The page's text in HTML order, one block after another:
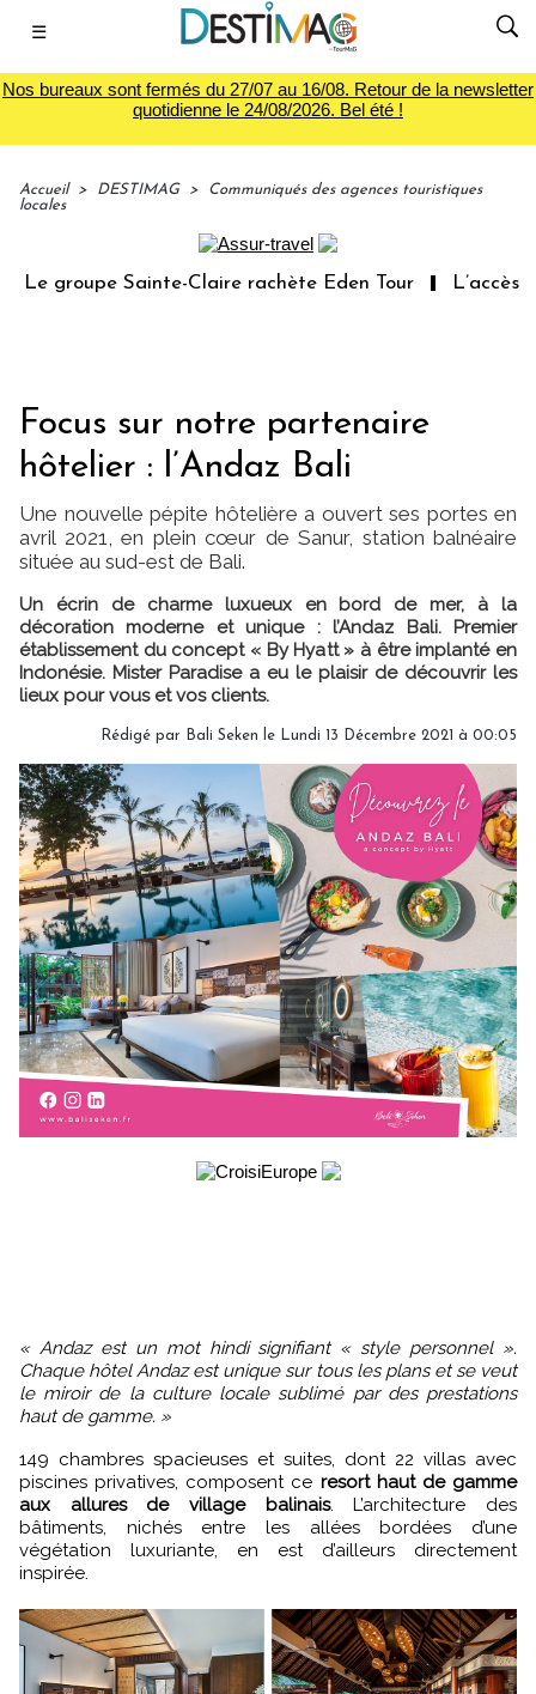
☰
Nos bureaux sont fermés du 27/07 au 16/08. Retour de la newsletter
quotidienne le 24/08/2026. Bel été !
Accueil > DESTIMAG >
Communiqués des agences touristiques
locales
Le groupe Sainte-Claire rachète Eden Tour L’accès
Focus sur notre partenaire
hôtelier : l’Andaz Bali
Une nouvelle pépite hôtelière a ouvert ses portes en
avril 2021, en plein cœur de Sanur, station balnéaire
située au sud-est de Bali.
Un écrin de charme luxueux en bord de mer, à la
décoration moderne et unique : l’Andaz Bali. Premier
établissement du concept « By Hyatt » à être implanté en
Indonésie. Mister Paradise a eu le plaisir de découvrir les
lieux pour vous et vos clients.
Rédigé par Bali Seken le Lundi 13 Décembre 2021 à 00:05
« Andaz est un mot hindi signifiant « style personnel ».
Chaque hôtel Andaz est unique sur tous les plans et se veut
le miroir de la culture locale sublimé par des prestations
haut de gamme. »
149 chambres spacieuses et suites, dont 22 villas avec
piscines privatives, composent ce resort haut de gamme
aux allures de village balinais. L’architecture des
bâtiments, nichés entre les allées bordées d’une
végétation luxuriante, en est d’ailleurs directement
inspirée.